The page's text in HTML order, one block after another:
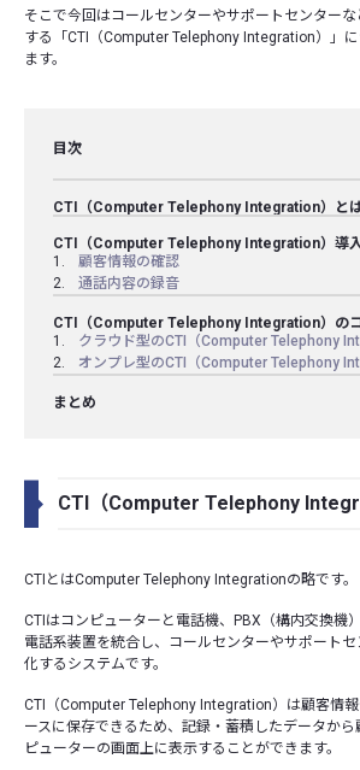
そこで今回はコールセンターやサポートセンター
する「CTI（Computer Telephony Integration）」
ます。
目次
CTI（Computer Telephony Integration）と
CTI（Computer Telephony Integration）導
顧客情報の確認
通話内容の録音
CTI（Computer Telephony Integration）の
クラウド型のCTI（Computer Telephony
オンプレ型のCTI（Computer Telephony
まとめ
CTI（Computer Telephony
CTIとはComputer Telephony Integrationの略です。
CTIはコンピューターと電話機、PBX（構内交換機
電話系装置を統合し、コールセンターやサポート
化するシステムです。
CTI（Computer Telephony Integration）は顧客情
ースに保存できるため、記録・蓄積したデータか
ピューターの画面上に表示することができます。